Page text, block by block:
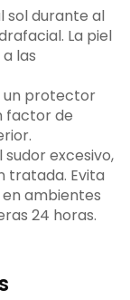
sol durante al
La piel
las
un protector
factor de
excesivo,
tratada. Evita
ambientes
24 horas.